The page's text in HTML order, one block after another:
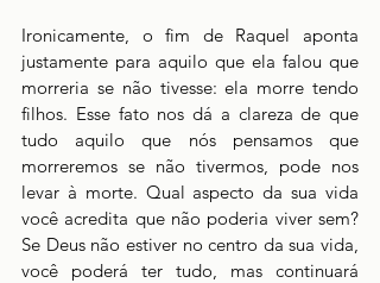
Ironicamente, o fim de Raquel aponta
justamente para aquilo que ela falou que
morreria se não tivesse: ela morre tendo
filhos. Esse fato nos dá a clareza de que
tudo aquilo que nós pensamos que
morreremos se não tivermos, pode nos
levar à morte. Qual aspecto da sua vida
você acredita que não poderia viver sem?
Se Deus não estiver no centro da sua vida,
você poderá ter tudo, mas continuará